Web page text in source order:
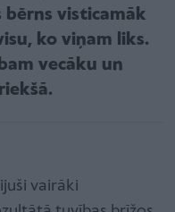
bērns visticamāk
ko viņam liks.
vecāku un
vairāki